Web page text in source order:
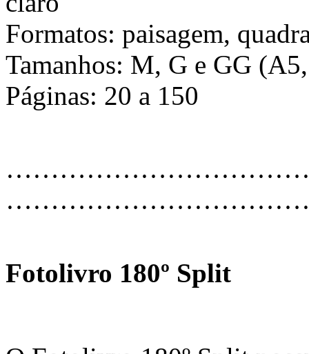
Formatos: paisagem,
Tamanhos: M, G e GG
Páginas: 20 a 150
Fotolivro 180º Split